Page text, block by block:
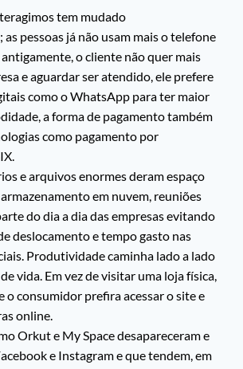
tem mudado
pessoas já não usam mais o telefone
o cliente não quer mais
e aguardar ser atendido, ele prefere
como o WhatsApp para ter maior
a forma de pagamento também
como pagamento por
e arquivos enormes deram espaço
em nuvem, reuniões
do dia a dia das empresas evitando
deslocamento e tempo gasto nas
Produtividade caminha lado a lado
vida. Em vez de visitar uma loja física,
o consumidor prefira acessar o site e
online.
Orkut e My Space desapareceram e
e Instagram e que tendem, em